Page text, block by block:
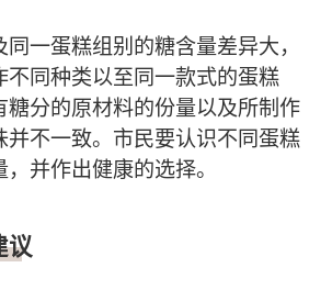
一蛋糕组别的糖含量差异大，
不同种类以至同一款式的蛋糕
糖分的原材料的份量以及所制作
并不一致。市民要认识不同蛋糕
并作出健康的选择。
议